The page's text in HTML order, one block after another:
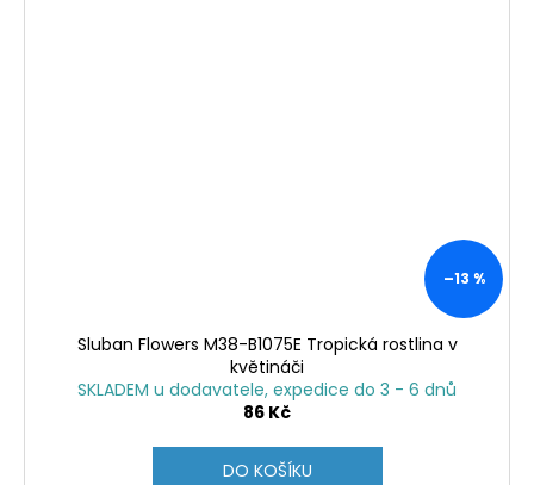
–13 %
Sluban Flowers M38-B1075E Tropická rostlina v
květináči
SKLADEM u dodavatele, expedice do 3 - 6 dnů
86 Kč
DO KOŠÍKU